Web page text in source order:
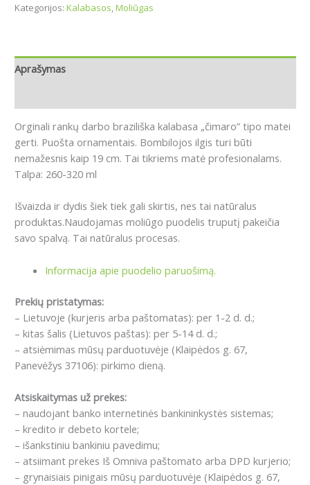
Kategorijos: Kalabasos,Moliūgas
Aprašymas
Orginali rankų darbo braziliška kalabasa „čimaro” tipo matei
gerti. Puošta ornamentais. Bombilojos ilgis turi būti
nemažesnis kaip 19 сm. Tai tikriems matė profesionalams.
Talpa: 260-320 ml
Išvaizda ir dydis šiek tiek gali skirtis, nes tai natūralus
produktas.Naudojamas moliūgo puodelis truputį pakeičia
savo spalvą. Tai natūralus procesas.
Informacija apie puodelio paruošimą.
Prekių pristatymas:
– Lietuvoje (kurjeris arba paštomatas): per 1-2 d. d.;
– kitas šalis (Lietuvos paštas): per 5-14 d. d.;
– atsiėmimas mūsų parduotuvėje (Klaipėdos g. 67,
Panevėžys 37106): pirkimo dieną.
Atsiskaitymas už prekes:
– naudojant banko internetinės bankininkystės sistemas;
– kredito ir debeto kortele;
– išankstiniu bankiniu pavedimu;
– atsiimant prekes Iš Omniva paštomato arba DPD kurjerio;
– grynaisiais pinigais mūsų parduotuvėje (Klaipėdos g. 67,